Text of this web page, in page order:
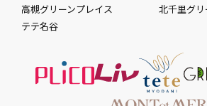
高槻グリーンプレイス
北千里グ
テテ名谷